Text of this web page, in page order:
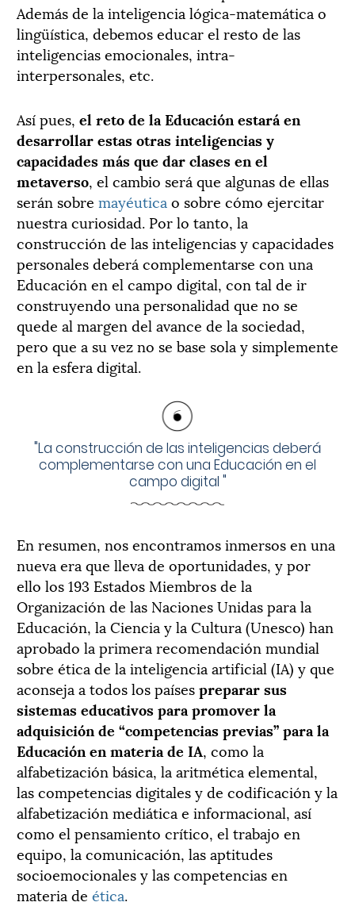
Además de la inteligencia lógica-matemática o
lingüística, debemos educar el resto de las
inteligencias emocionales, intra-
interpersonales, etc.
Así pues, el reto de la Educación estará en
desarrollar estas otras inteligencias y
capacidades más que dar clases en el
metaverso, el cambio será que algunas de ellas
serán sobre mayéutica o sobre cómo ejercitar
nuestra curiosidad. Por lo tanto, la
construcción de las inteligencias y capacidades
personales deberá complementarse con una
Educación en el campo digital, con tal de ir
construyendo una personalidad que no se
quede al margen del avance de la sociedad,
pero que a su vez no se base sola y simplemente
en la esfera digital.
"La construcción de las inteligencias deberá
complementarse con una Educación en el
campo digital "
En resumen, nos encontramos inmersos en una
nueva era que lleva de oportunidades, y por
ello los 193 Estados Miembros de la
Organización de las Naciones Unidas para la
Educación, la Ciencia y la Cultura (Unesco) han
aprobado la primera recomendación mundial
sobre ética de la inteligencia artificial (IA) y que
aconseja a todos los paísespreparar sus
sistemas educativos para promover la
adquisición de “competencias previas” para la
Educación en materia de IA, como la
alfabetización básica, la aritmética elemental,
las competencias digitales y de codificación y la
alfabetización mediática e informacional, así
como el pensamiento crítico, el trabajo en
equipo, la comunicación, las aptitudes
socioemocionales y las competencias en
materia de ética.